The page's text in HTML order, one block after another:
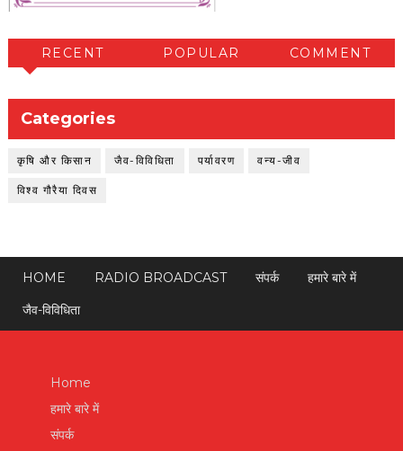
RECENT POPULAR COMMENT
Categories
कृषि और किसान जैव-विविधिता पर्यावरण वन्य-जीव
विश्व गौरैया दिवस
HOME RADIO BROADCAST संपर्क
हमारे बारे में
जैव-विविधिता
Home
हमारे बारे में
संपर्क